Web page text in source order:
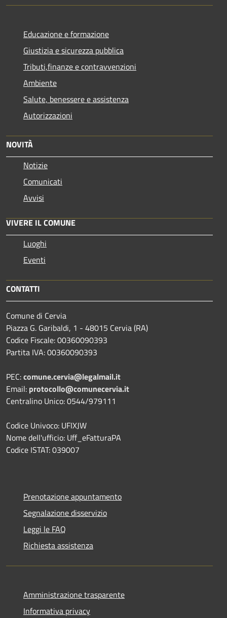
Educazione e formazione
Giustizia e sicurezza pubblica
Tributi,finanze e contravvenzioni
Ambiente
Salute, benessere e assistenza
Autorizzazioni
NOVITÀ
Notizie
Comunicati
Avvisi
VIVERE IL COMUNE
Luoghi
Eventi
CONTATTI
Comune di Cervia
Piazza G. Garibaldi, 1 - 48015 Cervia (RA)
Codice Fiscale: 00360090393
Partita IVA: 00360090393
PEC:comune.cervia@legalmail.it
Email: protocollo@comunecervia.it
Centralino Unico: 0544/979111
Codice Univoco: UFIXJW
Nome dell'ufficio: Uff_eFatturaPA
Codice ISTAT: 039007
Prenotazione appuntamento
Segnalazione disservizio
Leggi le FAQ
Richiesta assistenza
Amministrazione trasparente
Informativa privacy